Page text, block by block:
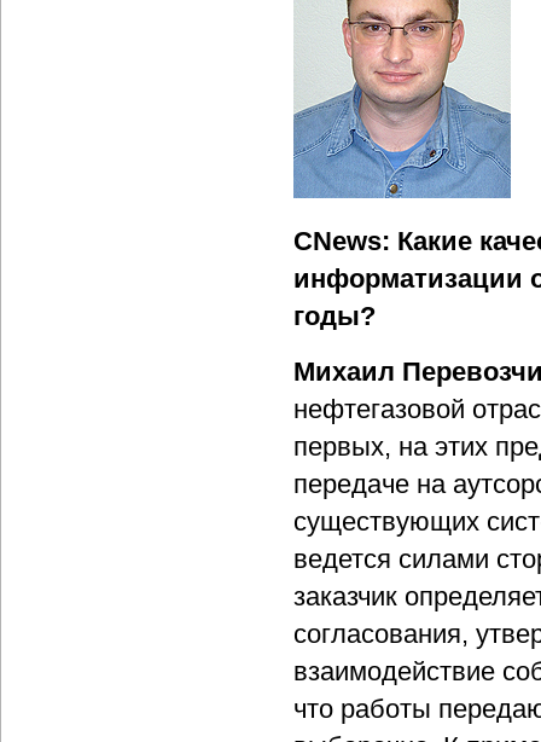
CNews: Какие
информатизации
годы?
Михаил
нефтегазовой
первых, на этих
передаче на
существующих
ведется силами
заказчик
согласования,
взаимодействие
что работы